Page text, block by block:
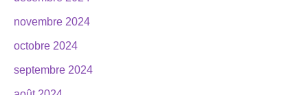
novembre 2024
octobre 2024
septembre 2024